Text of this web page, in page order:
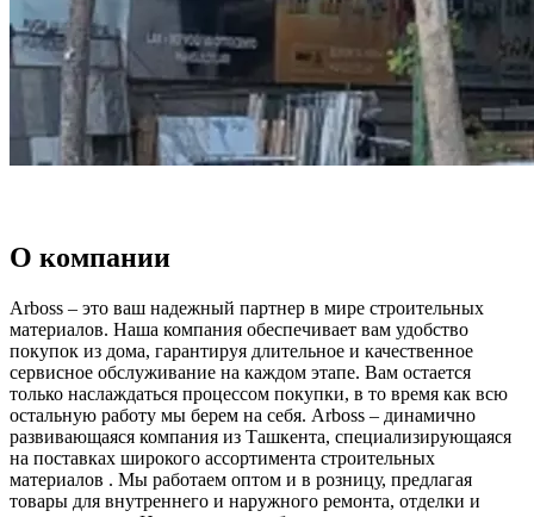
О компании
Arboss – это ваш надежный партнер в мире строительных
материалов. Наша компания обеспечивает вам удобство
покупок из дома, гарантируя длительное и качественное
сервисное обслуживание на каждом этапе. Вам остается
только наслаждаться процессом покупки, в то время как всю
остальную работу мы берем на себя. Arboss – динамично
развивающаяся компания из Ташкента, специализирующаяся
на поставках широкого ассортимента строительных
материалов . Мы работаем оптом и в розницу, предлагая
товары для внутреннего и наружного ремонта, отделки и